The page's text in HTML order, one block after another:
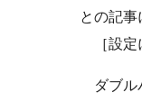
との記事
［設定
ダブル